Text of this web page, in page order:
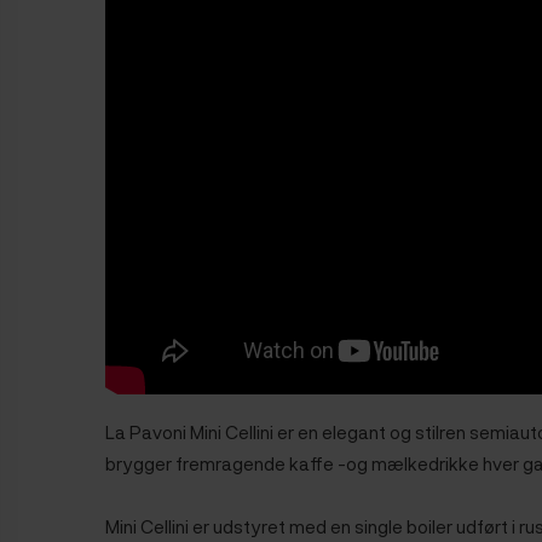
La Pavoni Mini Cellini er en elegant og stilren
brygger fremragende kaffe -og mælkedrikke hver
Mini Cellini er udstyret med en single boiler udført i